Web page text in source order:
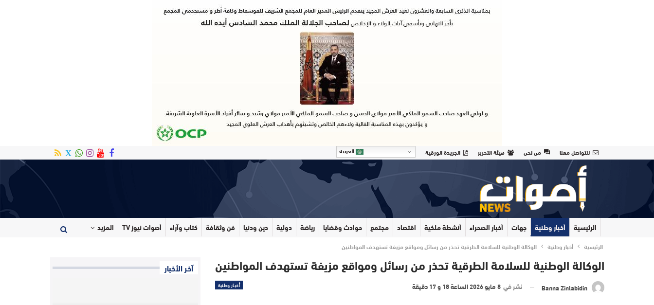
للتواصل معنا من نحن هيئة التحرير الجريدة الورقية العربية
الرئيسية أخبار وطنية جهات أخبار الصحراء أنشطة ملكية اقتصاد مجتمع حوادث وقضايا رياضة دولية دين ودنيا فن وثقافة كتاب وآراء أصوات نيوز TV المزيد
الرئيسية أخبار وطنية الوكالة الوطنية للسلامة الطرقية تحذر من رسائل ومواقع مزيفة تستهدف المواطنين
الوكالة الوطنية للسلامة الطرقية تحذر من رسائل ومواقع مزيفة تستهدف المواطنين
أخبار وطنية Banna Zinlabidin نشر في 8 مايو 2026 الساعة 18 و 17 دقيقة
آخر الأخبار